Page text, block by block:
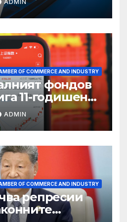
ADMIN
OF COMMERCE AND INDUSTRY
фондов
11-годишен
ADMIN
OF COMMERCE AND INDUSTRY
репресии